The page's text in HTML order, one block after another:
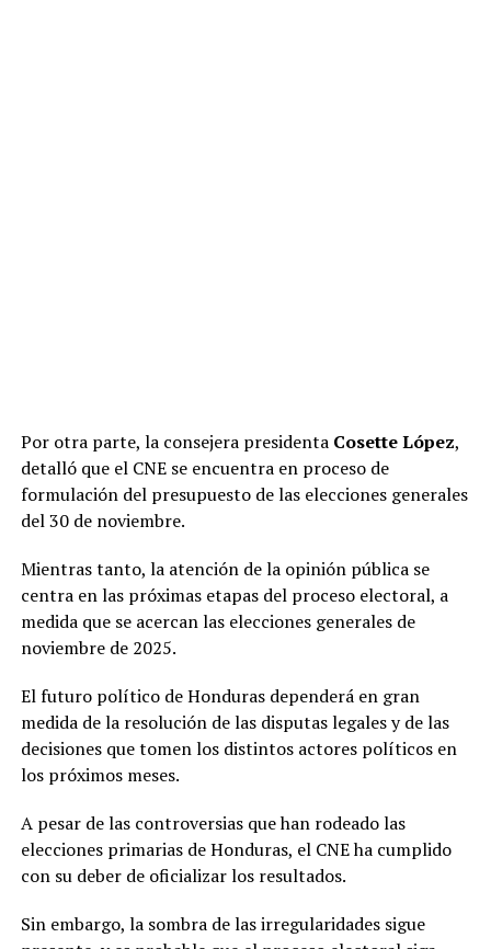
Por otra parte, la consejera presidenta Cosette López,
detalló que el CNE se encuentra en proceso de
formulación del presupuesto de las elecciones generales
del 30 de noviembre.
Mientras tanto, la atención de la opinión pública se
centra en las próximas etapas del proceso electoral, a
medida que se acercan las elecciones generales de
noviembre de 2025.
El futuro político de Honduras dependerá en gran
medida de la resolución de las disputas legales y de las
decisiones que tomen los distintos actores políticos en
los próximos meses.
A pesar de las controversias que han rodeado las
elecciones primarias de Honduras, el CNE ha cumplido
con su deber de oficializar los resultados.
Sin embargo, la sombra de las irregularidades sigue